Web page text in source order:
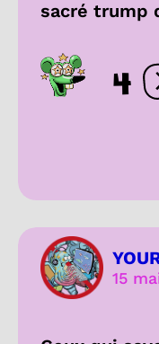
sacré trump
4
15